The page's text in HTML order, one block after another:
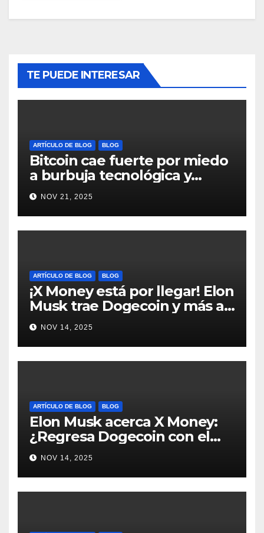
TE PUEDE INTERESAR
ARTÍCULO DE BLOG BLOG
Bitcoin cae fuerte por miedo
a burbuja tecnológica y
nervios en AI #crypto
#Bitcoin
NOV 21, 2025
ARTÍCULO DE BLOG BLOG
¡X Money está por llegar! Elon
Musk trae Dogecoin y más al
mundo de pagos #Crypto
#Dogecoin
NOV 14, 2025
ARTÍCULO DE BLOG BLOG
Elon Musk acerca X Money:
¿Regresa Dogecoin con el
nuevo pago nativo? #Cripto
#Dogecoin
NOV 14, 2025